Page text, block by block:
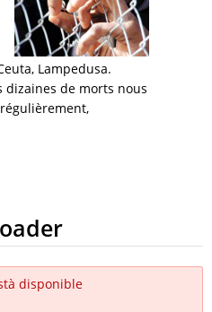
Lampedusa.
dizaines de morts nous
disponible